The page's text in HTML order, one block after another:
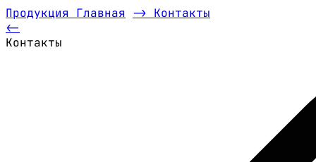
Продукция Главная -> Контакты
<-
Контакты